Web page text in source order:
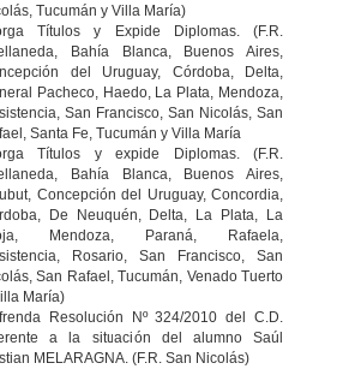
Tucumán y Villa María)
Títulos y Expide Diplomas. (F.R.
Bahía Blanca, Buenos Aires,
del Uruguay, Córdoba, Delta,
Pacheco, Haedo, La Plata, Mendoza,
San Francisco, San Nicolás, San
Santa Fe, Tucumán y Villa María
Títulos y expide Diplomas. (F.R.
Bahía Blanca, Buenos Aires,
Concepción del Uruguay, Concordia,
De Neuquén, Delta, La Plata, La
Mendoza, Paraná, Rafaela,
Rosario, San Francisco, San
San Rafael, Tucumán, Venado Tuerto
María)
Resolución Nº 324/2010 del C.D.
a la situación del alumno Saúl
MELARAGNA. (F.R. San Nicolás)